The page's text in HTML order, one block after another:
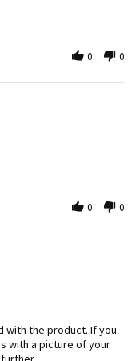
0 0
0 0
with the product. If you
with a picture of your